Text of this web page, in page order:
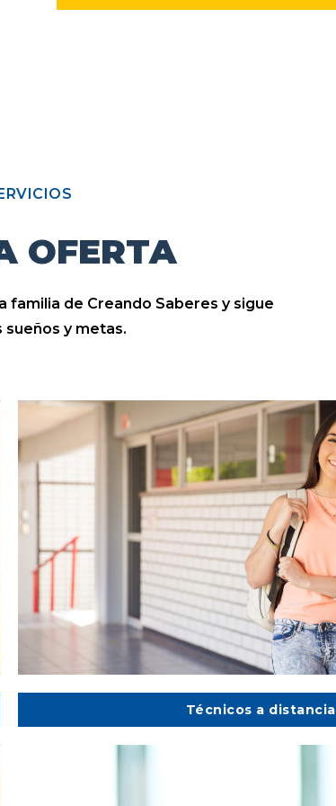
OFERTA
familia de Creando Saberes y sigue
y metas.
Técnicos a distancia